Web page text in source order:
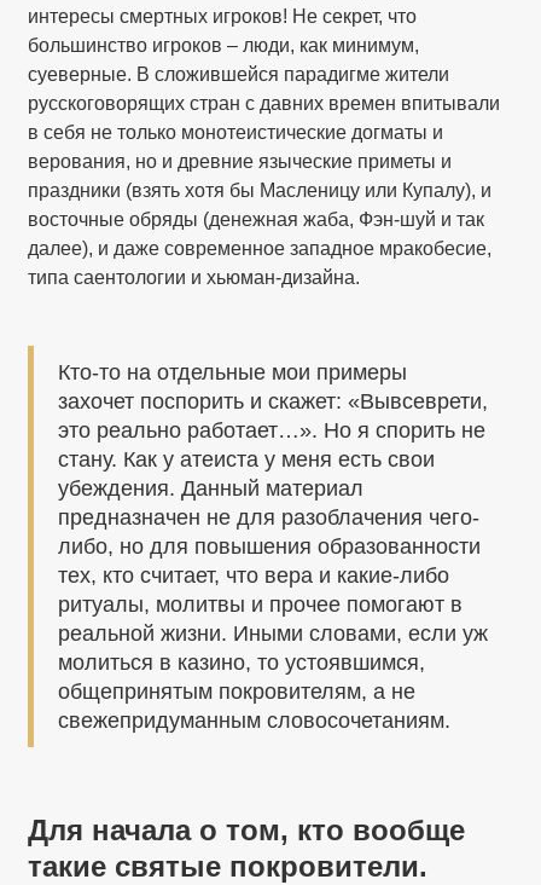
интересы смертных игроков! Не секрет, что
большинство игроков – люди, как минимум,
суеверные. В сложившейся парадигме жители
русскоговорящих стран с давних времен впитывали
в себя не только монотеистические догматы и
верования, но и древние языческие приметы и
праздники (взять хотя бы Масленицу или Купалу), и
восточные обряды (денежная жаба, Фэн-шуй и так
далее), и даже современное западное мракобесие,
типа саентологии и хьюман-дизайна.
Кто-то на отдельные мои примеры
захочет поспорить и скажет: «Вывсеврети,
это реально работает…». Но я спорить не
стану. Как у атеиста у меня есть свои
убеждения. Данный материал
предназначен не для разоблачения чего-
либо, но для повышения образованности
тех, кто считает, что вера и какие-либо
ритуалы, молитвы и прочее помогают в
реальной жизни. Иными словами, если уж
молиться в казино, то устоявшимся,
общепринятым покровителям, а не
свежепридуманным словосочетаниям.
Для начала о том, кто вообще
такие святые покровители.